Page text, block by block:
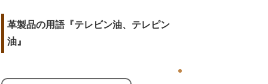
革製品の用語『テレビン油、テレピン
油』